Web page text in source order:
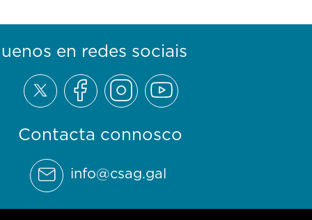
Contacta connosco
info@csag.gal
en redes sociais